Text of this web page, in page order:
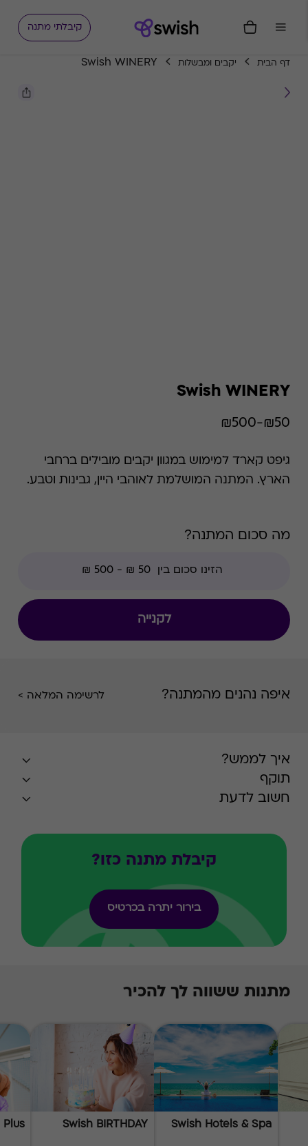
קיבלתי מתנה
דף הבית יקבים ומבשלות Swish WINERY
Swish WINERY
₪50-₪500
גיפט קארד למימוש במגוון יקבים מובילים ברחבי
הארץ. המתנה המושלמת לאוהבי היין, גבינות וטבע.
מה סכום המתנה?
לקנייה
איפה נהנים מהמתנה? לרשימה המלאה >
איך לממש?
תוקף
חשוב לדעת
קיבלת מתנה כזו?
בירור יתרה בכרטיס
מתנות ששווה לך להכיר
Swish Hotels & Spa
Swish BIRTHDAY
Plus